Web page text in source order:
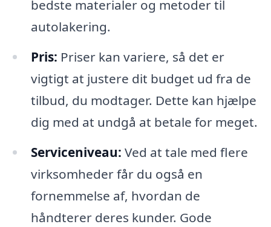
bedste materialer og metoder til
autolakering.
Pris: Priser kan variere, så det er
vigtigt at justere dit budget ud fra de
tilbud, du modtager. Dette kan hjælpe
dig med at undgå at betale for meget.
Serviceniveau: Ved at tale med flere
virksomheder får du også en
fornemmelse af, hvordan de
håndterer deres kunder. Gode